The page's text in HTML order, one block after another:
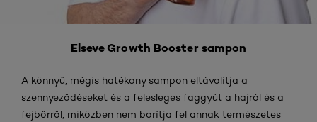
Elseve Growth Booster sampon
A könnyű, mégis hatékony sampon eltávolítja a
szennyeződéseket és a felesleges faggyút a hajról és a
fejbőrről, miközben nem borítja fel annak természetes